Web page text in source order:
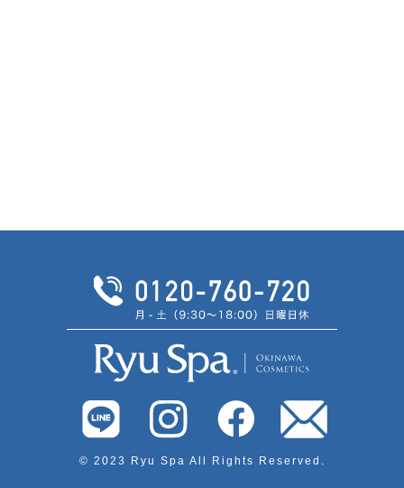
© 2023 Ryu Spa All Rights Reserved.